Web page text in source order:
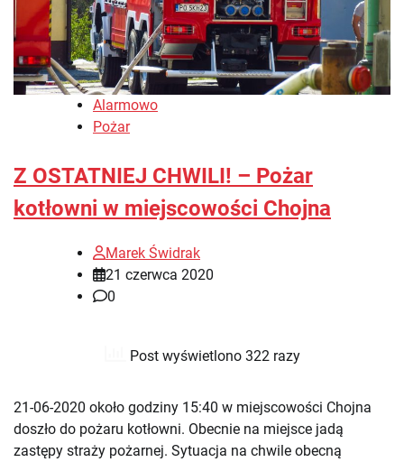
Alarmowo
Pożar
Z OSTATNIEJ CHWILI! – Pożar
kotłowni w miejscowości Chojna
Marek Świdrak
21 czerwca 2020
0
Post wyświetlono 322 razy
21-06-2020 około godziny 15:40 w miejscowości Chojna
doszło do pożaru kotłowni. Obecnie na miejsce jadą
zastępy straży pożarnej. Sytuacja na chwile obecną